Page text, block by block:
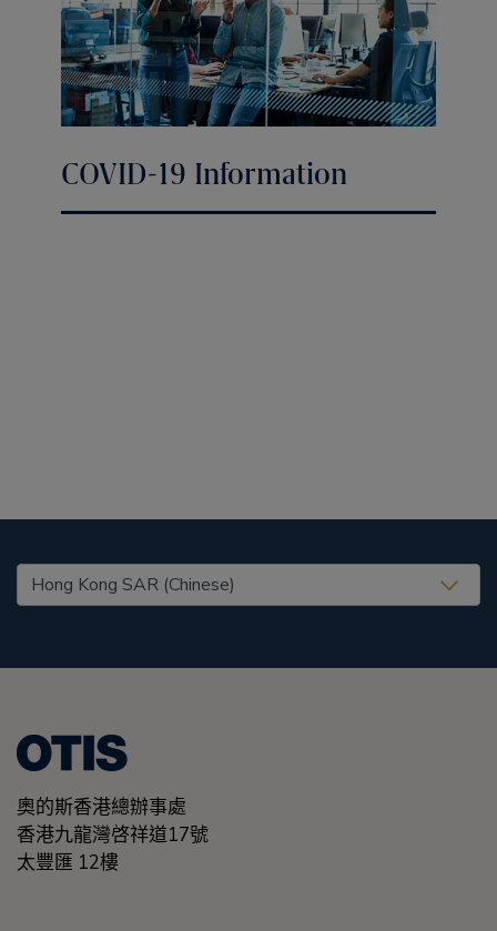
COVID-19 Information
United States (EN)
奧的斯香港總辦事處
香港九龍灣啓祥道17號
太豐匯 12樓